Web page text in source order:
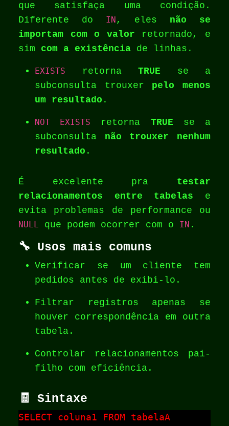
que satisfaça uma condição.
Diferente do IN , eles não se
importam com o valor retornado, e
sim com a existência de linhas.
EXISTS retorna TRUE se a
subconsulta trouxer pelo menos
um resultado .
NOT EXISTS retorna TRUE se a
subconsulta não trouxer nenhum
resultado .
É excelente pra testar
relacionamentos entre tabelas e
evita problemas de performance ou
NULL que podem ocorrer com o IN .
🔧 Usos mais comuns
Verificar se um cliente tem
pedidos antes de exibi-lo.
Filtrar registros apenas se
houver correspondência em outra
tabela.
Controlar relacionamentos pai-
filho com eficiência.
🧾 Sintaxe
SELECT coluna1 FROM tabelaA